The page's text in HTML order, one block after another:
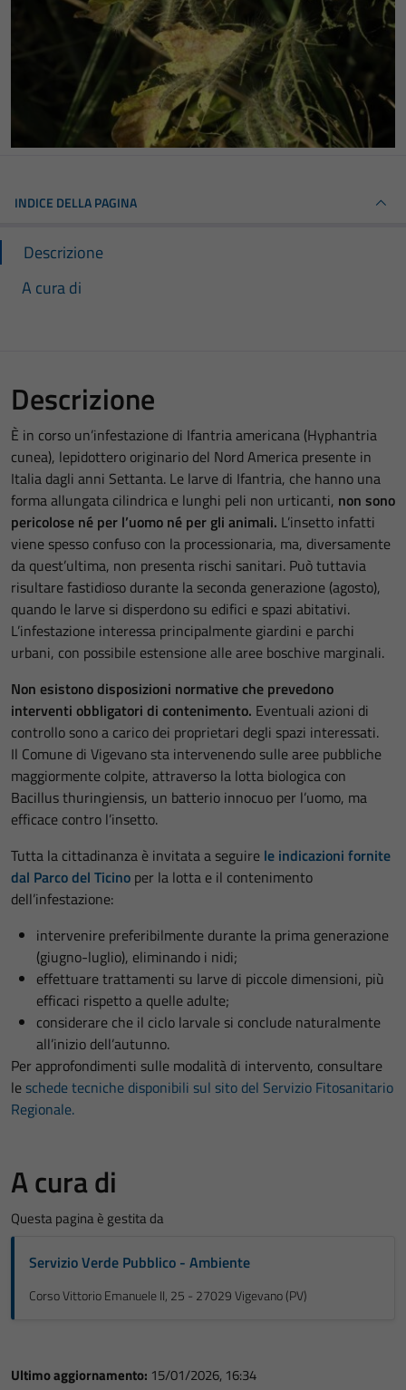
INDICE DELLA PAGINA
Descrizione
A cura di
Descrizione
È in corso un’infestazione di Ifantria americana (Hyphantria
cunea), lepidottero originario del Nord America presente in
Italia dagli anni Settanta. Le larve di Ifantria, che hanno una
forma allungata cilindrica e lunghi peli non urticanti, non sono
pericolose né per l’uomo né per gli animali. L’insetto infatti
viene spesso confuso con la processionaria, ma, diversamente
da quest’ultima, non presenta rischi sanitari. Può tuttavia
risultare fastidioso durante la seconda generazione (agosto),
quando le larve si disperdono su edifici e spazi abitativi.
L’infestazione interessa principalmente giardini e parchi
urbani, con possibile estensione alle aree boschive marginali.
Non esistono disposizioni normative che prevedono
interventi obbligatori di contenimento. Eventuali azioni di
controllo sono a carico dei proprietari degli spazi interessati.
Il Comune di Vigevano sta intervenendo sulle aree pubbliche
maggiormente colpite, attraverso la lotta biologica con
Bacillus thuringiensis, un batterio innocuo per l’uomo, ma
efficace contro l’insetto.
Tutta la cittadinanza è invitata a seguire le indicazioni fornite
dal Parco del Ticino per la lotta e il contenimento
dell’infestazione:
intervenire preferibilmente durante la prima generazione
(giugno-luglio), eliminando i nidi;
effettuare trattamenti su larve di piccole dimensioni, più
efficaci rispetto a quelle adulte;
considerare che il ciclo larvale si conclude naturalmente
all’inizio dell’autunno.
Per approfondimenti sulle modalità di intervento, consultare
le schede tecniche disponibili sul sito del Servizio Fitosanitario
Regionale.
A cura di
Questa pagina è gestita da
Servizio Verde Pubblico - Ambiente
Corso Vittorio Emanuele II, 25 - 27029 Vigevano (PV)
Ultimo aggiornamento: 15/01/2026, 16:34